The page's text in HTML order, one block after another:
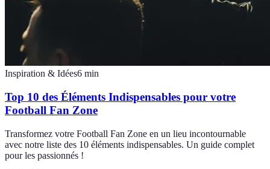
Inspiration & Idées6 min
Top 10 des Éléments Indispensables pour votre
Football Fan Zone
Transformez votre Football Fan Zone en un lieu incontournable
avec notre liste des 10 éléments indispensables. Un guide complet
pour les passionnés !